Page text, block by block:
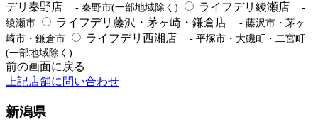
デリ秦野店
- 秦野市(一部地域除く) ライフデリ綾瀬店
-
綾瀬市
ライフデリ藤沢・茅ヶ崎・鎌倉店
- 藤沢市・茅ヶ
崎市・鎌倉市
ライフデリ西湘店
- 平塚市・大磯町・二宮町
(一部地域除く)
前の画面に戻る
上記店舗に問い合わせ
新潟県